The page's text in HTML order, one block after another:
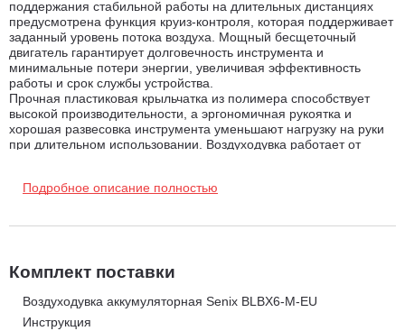
поддержания стабильной работы на длительных дистанциях
предусмотрена функция круиз-контроля, которая поддерживает
заданный уровень потока воздуха. Мощный бесщеточный
двигатель гарантирует долговечность инструмента и
минимальные потери энергии, увеличивая эффективность
работы и срок службы устройства.
Прочная пластиковая крыльчатка из полимера способствует
высокой производительности, а эргономичная рукоятка и
хорошая развесовка инструмента уменьшают нагрузку на руки
при длительном использовании. Воздуходувка работает от
оснащено мусоросборником, что делает его идеальным для
Преимущества воздуходувки Senix BLBX6-M-EU-0:
Высокая производительность
— объем воздушного потока
1614 м³/ч и скорость 225 км/ч для быстрой уборки.
Подробное описание полностью
Комплект поставки
Воздуходувка аккумуляторная Senix BLBX6-M-EU
Инструкция